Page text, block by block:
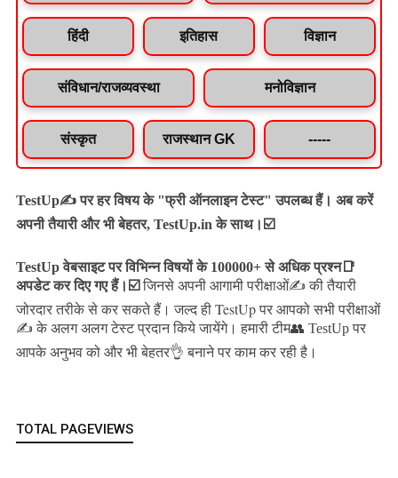
हिंदी इतिहास विज्ञान
संविधान/राजव्यवस्था मनोविज्ञान
संस्कृत राजस्थान GK -----
TestUp✍️ पर हर विषय के "फ्री ऑनलाइन टेस्ट" उपलब्ध हैं। अब करें
अपनी तैयारी और भी बेहतर, TestUp.in के साथ।☑️
TestUp वेबसाइट पर विभिन्न विषयों के 100000+ से अधिक प्रश्न📑
अपडेट कर दिए गए हैं। ☑️ जिनसे अपनी आगामी परीक्षाओं✍️ की तैयारी
जोरदार तरीके से कर सकते हैं।जल्द ही TestUp पर आपको सभी परीक्षाओं
✍️ के अलग अलग टेस्ट प्रदान किये जायेंगे। हमारी टीम👥 TestUp पर
आपके अनुभव को और भी बेहतर👌 बनाने पर काम कर रही है।
TOTAL PAGEVIEWS